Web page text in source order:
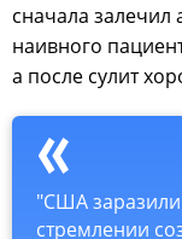
сначала
наивного
а после сулит
"США
стремлении